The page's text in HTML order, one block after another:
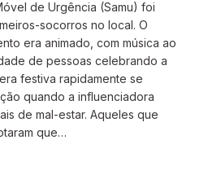
de Urgência (Samu) foi
socorros no local. O
era animado, com música ao
de pessoas celebrando a
festiva rapidamente se
quando a influenciadora
de mal-estar. Aqueles que
que…